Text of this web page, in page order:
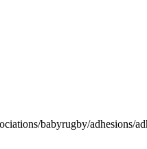
babyrugby/